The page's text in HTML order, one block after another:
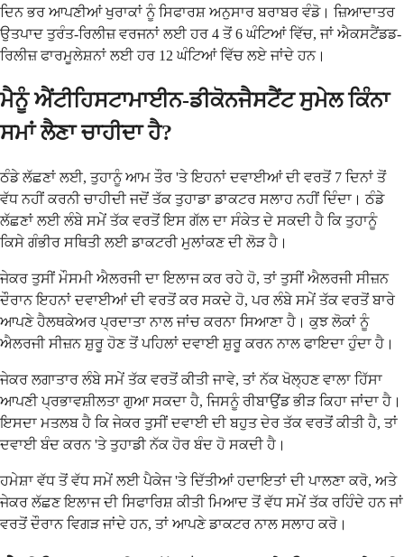
ਦਿਨ ਭਰ ਆਪਣੀਆਂ ਖੁਰਾਕਾਂ ਨੂੰ ਸਿਫਾਰਸ਼ ਅਨੁਸਾਰ ਬਰਾਬਰ ਵੰਡੋ। ਜ਼ਿਆਦਾਤਰ
ਉਤਪਾਦ ਤੁਰੰਤ-ਰਿਲੀਜ਼ ਵਰਜਨਾਂ ਲਈ ਹਰ 4 ਤੋਂ 6 ਘੰਟਿਆਂ ਵਿੱਚ, ਜਾਂ ਐਕਸਟੈਂਡਡ-
ਰਿਲੀਜ਼ ਫਾਰਮੂਲੇਸ਼ਨਾਂ ਲਈ ਹਰ 12 ਘੰਟਿਆਂ ਵਿੱਚ ਲਏ ਜਾਂਦੇ ਹਨ।
ਮੈਨੂੰ ਐਂਟੀਹਿਸਟਾਮਾਈਨ-ਡੀਕੋਨਜੈਸਟੈਂਟ ਸੁਮੇਲ ਕਿੰਨਾ
ਸਮਾਂ ਲੈਣਾ ਚਾਹੀਦਾ ਹੈ?
ਠੰਡੇ ਲੱਛਣਾਂ ਲਈ, ਤੁਹਾਨੂੰ ਆਮ ਤੌਰ 'ਤੇ ਇਹਨਾਂ ਦਵਾਈਆਂ ਦੀ ਵਰਤੋਂ 7 ਦਿਨਾਂ ਤੋਂ
ਵੱਧ ਨਹੀਂ ਕਰਨੀ ਚਾਹੀਦੀ ਜਦੋਂ ਤੱਕ ਤੁਹਾਡਾ ਡਾਕਟਰ ਸਲਾਹ ਨਹੀਂ ਦਿੰਦਾ। ਠੰਡੇ
ਲੱਛਣਾਂ ਲਈ ਲੰਬੇ ਸਮੇਂ ਤੱਕ ਵਰਤੋਂ ਇਸ ਗੱਲ ਦਾ ਸੰਕੇਤ ਦੇ ਸਕਦੀ ਹੈ ਕਿ ਤੁਹਾਨੂੰ
ਕਿਸੇ ਗੰਭੀਰ ਸਥਿਤੀ ਲਈ ਡਾਕਟਰੀ ਮੁਲਾਂਕਣ ਦੀ ਲੋੜ ਹੈ।
ਜੇਕਰ ਤੁਸੀਂ ਮੌਸਮੀ ਐਲਰਜੀ ਦਾ ਇਲਾਜ ਕਰ ਰਹੇ ਹੋ, ਤਾਂ ਤੁਸੀਂ ਐਲਰਜੀ ਸੀਜ਼ਨ
ਦੌਰਾਨ ਇਹਨਾਂ ਦਵਾਈਆਂ ਦੀ ਵਰਤੋਂ ਕਰ ਸਕਦੇ ਹੋ, ਪਰ ਲੰਬੇ ਸਮੇਂ ਤੱਕ ਵਰਤੋਂ ਬਾਰੇ
ਆਪਣੇ ਹੈਲਥਕੇਅਰ ਪ੍ਰਦਾਤਾ ਨਾਲ ਜਾਂਚ ਕਰਨਾ ਸਿਆਣਾ ਹੈ। ਕੁਝ ਲੋਕਾਂ ਨੂੰ
ਐਲਰਜੀ ਸੀਜ਼ਨ ਸ਼ੁਰੂ ਹੋਣ ਤੋਂ ਪਹਿਲਾਂ ਦਵਾਈ ਸ਼ੁਰੂ ਕਰਨ ਨਾਲ ਫਾਇਦਾ ਹੁੰਦਾ ਹੈ।
ਜੇਕਰ ਲਗਾਤਾਰ ਲੰਬੇ ਸਮੇਂ ਤੱਕ ਵਰਤੋਂ ਕੀਤੀ ਜਾਵੇ, ਤਾਂ ਨੱਕ ਖੋਲ੍ਹਣ ਵਾਲਾ ਹਿੱਸਾ
ਆਪਣੀ ਪ੍ਰਭਾਵਸ਼ੀਲਤਾ ਗੁਆ ਸਕਦਾ ਹੈ, ਜਿਸਨੂੰ ਰੀਬਾਉਂਡ ਭੀੜ ਕਿਹਾ ਜਾਂਦਾ ਹੈ।
ਇਸਦਾ ਮਤਲਬ ਹੈ ਕਿ ਜੇਕਰ ਤੁਸੀਂ ਦਵਾਈ ਦੀ ਬਹੁਤ ਦੇਰ ਤੱਕ ਵਰਤੋਂ ਕੀਤੀ ਹੈ, ਤਾਂ
ਦਵਾਈ ਬੰਦ ਕਰਨ 'ਤੇ ਤੁਹਾਡੀ ਨੱਕ ਹੋਰ ਬੰਦ ਹੋ ਸਕਦੀ ਹੈ।
ਹਮੇਸ਼ਾ ਵੱਧ ਤੋਂ ਵੱਧ ਸਮੇਂ ਲਈ ਪੈਕੇਜ 'ਤੇ ਦਿੱਤੀਆਂ ਹਦਾਇਤਾਂ ਦੀ ਪਾਲਣਾ ਕਰੋ, ਅਤੇ
ਜੇਕਰ ਲੱਛਣ ਇਲਾਜ ਦੀ ਸਿਫਾਰਿਸ਼ ਕੀਤੀ ਮਿਆਦ ਤੋਂ ਵੱਧ ਸਮੇਂ ਤੱਕ ਰਹਿੰਦੇ ਹਨ ਜਾਂ
ਵਰਤੋਂ ਦੌਰਾਨ ਵਿਗੜ ਜਾਂਦੇ ਹਨ, ਤਾਂ ਆਪਣੇ ਡਾਕਟਰ ਨਾਲ ਸਲਾਹ ਕਰੋ।